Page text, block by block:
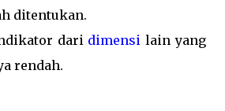
ditentukan.
dari dimensi lain yang
rendah.